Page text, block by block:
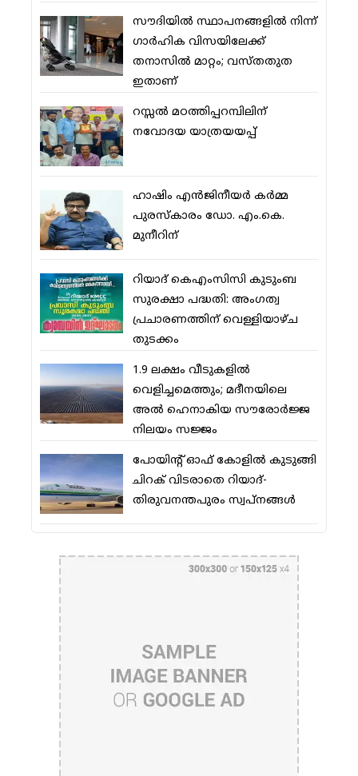
സൗദിയില്‍ സ്ഥാപനങ്ങളില്‍ നിന്ന്
ഗാര്‍ഹിക വിസയിലേക്ക്
തനാസില്‍ മാറ്റം; വസ്തതുത
ഇതാണ്
റസ്സല്‍ മഠത്തിപ്പറമ്പിലിന്
നവോദയ യാത്രയയപ്പ്
ഹാഷിം എന്‍ജിനീയര്‍ കര്‍മ്മ
പുരസ്‌കാരം ഡോ. എം.കെ.
മുനീറിന്
റിയാദ് കെഎംസിസി കുടുംബ
സുരക്ഷാ പദ്ധതി: അംഗത്വ
പ്രചാരണത്തിന് വെള്ളിയാഴ്ച
തുടക്കം
1.9 ലക്ഷം വീടുകളില്‍
വെളിച്ചമെത്തും; മദീനയിലെ
അല്‍ ഹെനാകിയ സൗരോര്‍ജ്ജ
നിലയം സജ്ജം
പോയിന്റ് ഓഫ് കോളില്‍ കുടുങ്ങി
ചിറക് വിടരാതെ റിയാദ്-
തിരുവനന്തപുരം സ്വപ്നങ്ങള്‍